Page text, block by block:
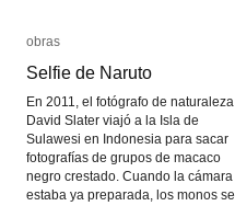
obras
Selfie de Naruto
En 2011, el fotógrafo de naturaleza
David Slater viajó a la Isla de
Sulawesi en Indonesia para sacar
fotografías de grupos de macaco
negro crestado. Cuando la cámara
estaba ya preparada, los monos se
obras
Selfie de Naruto